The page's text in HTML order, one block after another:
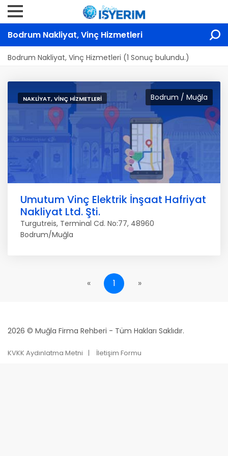
Bodrum Nakliyat, Vinç Hizmetleri
Bodrum Nakliyat, Vinç Hizmetleri (1 Sonuç bulundu.)
Bodrum / Muğla
NAKLIYAT, VINÇ HIZMETLERI
Umutum Vinç Elektrik İnşaat Hafriyat
Nakliyat Ltd. Şti.
Turgutreis, Terminal Cd. No:77, 48960
Bodrum/Muğla
« 1 »
2026 © Muğla Firma Rehberi - Tüm Hakları Saklıdır.
KVKK Aydınlatma Metni İletişim Formu